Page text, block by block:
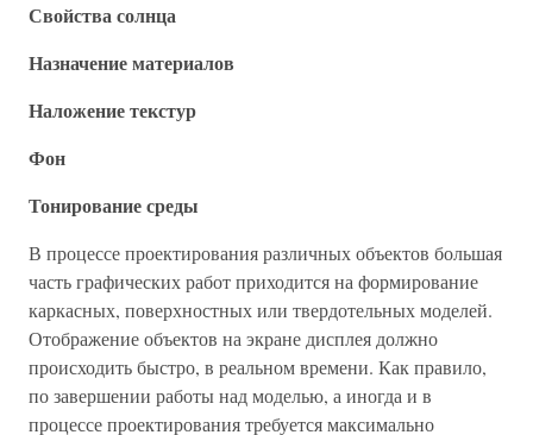
Свойства солнца
Назначение материалов
Наложение текстур
Фон
Тонирование среды
В процессе проектирования различных объектов большая
часть графических работ приходится на формирование
каркасных, поверхностных или твердотельных моделей.
Отображение объектов на экране дисплея должно
происходить быстро, в реальном времени. Как правило,
по завершении работы над моделью, а иногда и в
процессе проектирования требуется максимально